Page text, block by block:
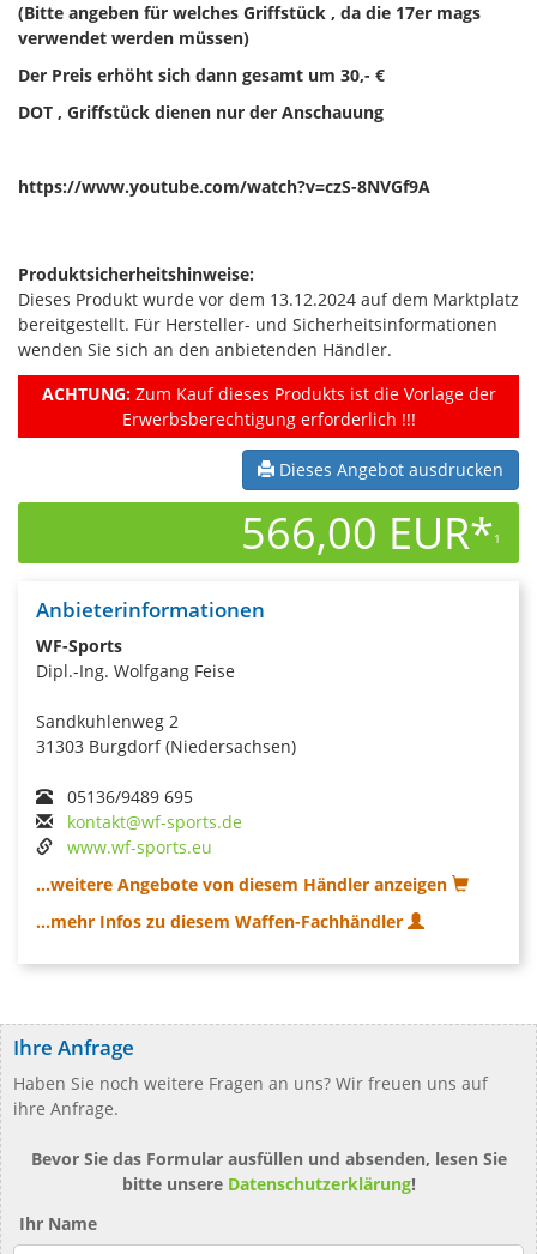
(Bitte angeben für welches Griffstück , da die 17er mags
verwendet werden müssen)
Der Preis erhöht sich dann gesamt um 30,- €
DOT , Griffstück dienen nur der Anschauung
https://www.youtube.com/watch?v=czS-8NVGf9A
Produktsicherheitshinweise:
Dieses Produkt wurde vor dem 13.12.2024 auf dem Marktplatz
bereitgestellt. Für Hersteller- und Sicherheitsinformationen
wenden Sie sich an den anbietenden Händler.
ACHTUNG:Zum Kauf dieses Produkts ist die Vorlage der
Erwerbsberechtigung erforderlich !!!
Dieses Angebot ausdrucken
566,00 EUR*1
Anbieterinformationen
WF-Sports
Dipl.-Ing. Wolfgang Feise
Sandkuhlenweg 2
31303 Burgdorf (Niedersachsen)
05136/9489 695
kontakt@wf-sports.de
www.wf-sports.eu
...weitere Angebote von diesem Händler anzeigen
...mehr Infos zu diesem Waffen-Fachhändler
Ihre Anfrage
Haben Sie noch weitere Fragen an uns? Wir freuen uns auf
ihre Anfrage.
Bevor Sie das Formular ausfüllen und absenden, lesen Sie
bitte unsere Datenschutzerklärung!
Ihr Name